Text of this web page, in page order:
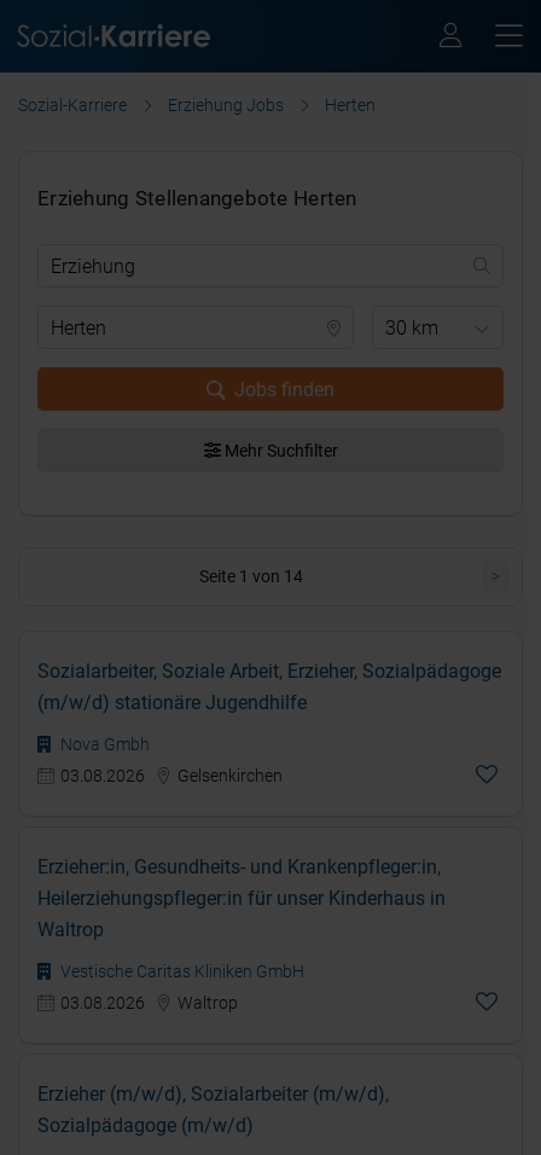
Sozial-Karriere Erziehung Jobs Herten
Erziehung Stellenangebote Herten
30 km
Jobs finden
Mehr Suchfilter
Seite 1 von 14 >
Sozialarbeiter, Soziale Arbeit, Erzieher, Sozialpädagoge
(m/w/d) stationäre Jugendhilfe
Nova Gmbh
03.08.2026
Gelsenkirchen
Erzieher:in, Gesundheits- und Krankenpfleger:in,
Heilerziehungspfleger:in für unser Kinderhaus in
Waltrop
Vestische Caritas Kliniken GmbH
03.08.2026
Waltrop
Erzieher (m/w/d), Sozialarbeiter (m/w/d),
Sozialpädagoge (m/w/d)